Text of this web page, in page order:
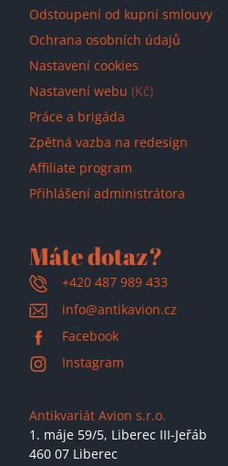
Odstoupení od kupní smlouvy
Ochrana osobních údajů
Nastavení cookies
Nastavení webu (Kč)
Práce a brigáda
Zpětná vazba na redesign
Affiliate program
Přihlášení administrátora
Máte dotaz?
+420 487 989 433
info@antikavion.cz
Facebook
Instagram
Antikvariát Avion s.r.o.
1. máje 59/5, Liberec III-Jeřáb
460 07 Liberec